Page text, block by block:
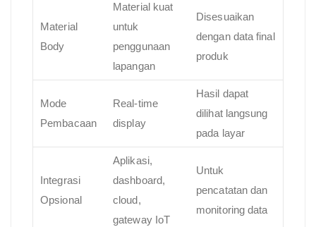
Material
Body
Material kuat
untuk
penggunaan
lapangan
Disesuaikan
dengan data final
produk
Mode
Pembacaan
Real-time
display
Hasil dapat
dilihat langsung
pada layar
Integrasi
Opsional
Aplikasi,
dashboard,
cloud,
gateway IoT
Untuk
pencatatan dan
monitoring data